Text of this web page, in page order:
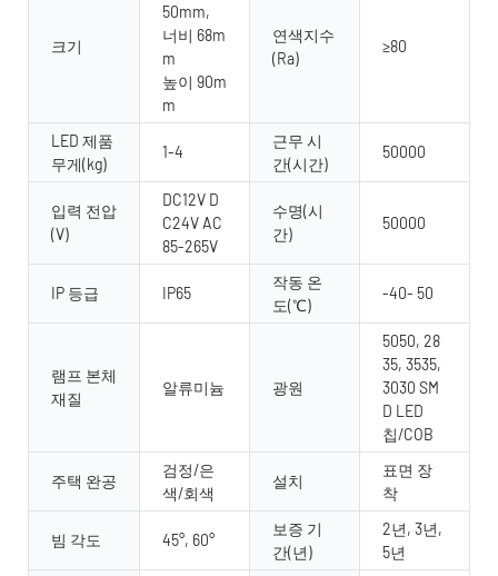
크기
50mm,
너비 68m
m
높이 90m
m
연색지수
(Ra)
≥80
LED 제품
무게(kg)
1-4
근무 시
간(시간)
50000
입력 전압
(V)
DC12V D
C24V AC
85-265V
수명(시
간)
50000
IP 등급 IP65
작동 온
도(℃)
-40- 50
램프 본체
재질
알류미늄 광원
5050, 28
35, 3535,
3030 SM
D LED
칩/COB
주택 완공
검정/은
색/회색
설치
표면 장
착
빔 각도 45°, 60°
보증 기
간(년)
2년, 3년,
5년